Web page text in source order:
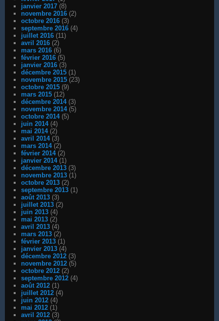
janvier 2017(8)
novembre 2016(2)
octobre 2016(3)
septembre 2016(4)
juillet 2016(11)
avril 2016(2)
mars 2016(6)
février 2016(5)
janvier 2016(3)
décembre 2015(1)
novembre 2015(23)
octobre 2015(9)
mars 2015(12)
décembre 2014(3)
novembre 2014(5)
octobre 2014(5)
juin 2014(4)
mai 2014(2)
avril 2014(3)
mars 2014(2)
février 2014(2)
janvier 2014(1)
décembre 2013(3)
novembre 2013(1)
octobre 2013(2)
septembre 2013(1)
août 2013(3)
juillet 2013(2)
juin 2013(4)
mai 2013(2)
avril 2013(4)
mars 2013(2)
février 2013(1)
janvier 2013(4)
décembre 2012(3)
novembre 2012(5)
octobre 2012(2)
septembre 2012(4)
août 2012(1)
juillet 2012(4)
juin 2012(4)
mai 2012(1)
avril 2012(3)